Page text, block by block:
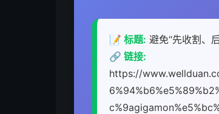
📝 标题: 避免“先收割、
🔗 链接:
https://